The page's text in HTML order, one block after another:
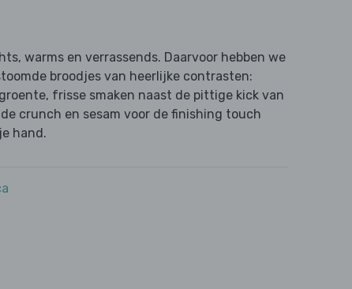
warms en verrassends. Daarvoor hebben we
broodjes van heerlijke contrasten:
frisse smaken naast de pittige kick van
crunch en sesam voor de finishing touch
hand.